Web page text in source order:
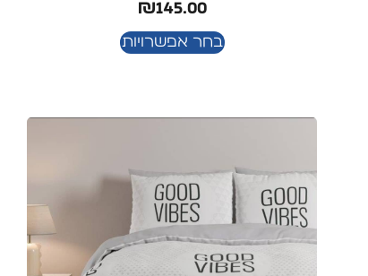
₪145.00
בחר אפשרויות